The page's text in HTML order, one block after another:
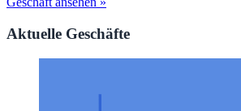
Aktuelle Geschäfte